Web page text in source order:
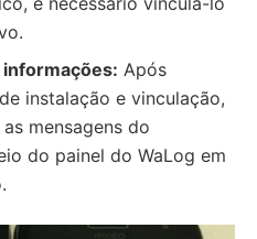
Após
instalação e vinculação,
mensagens do
do painel do WaLog em